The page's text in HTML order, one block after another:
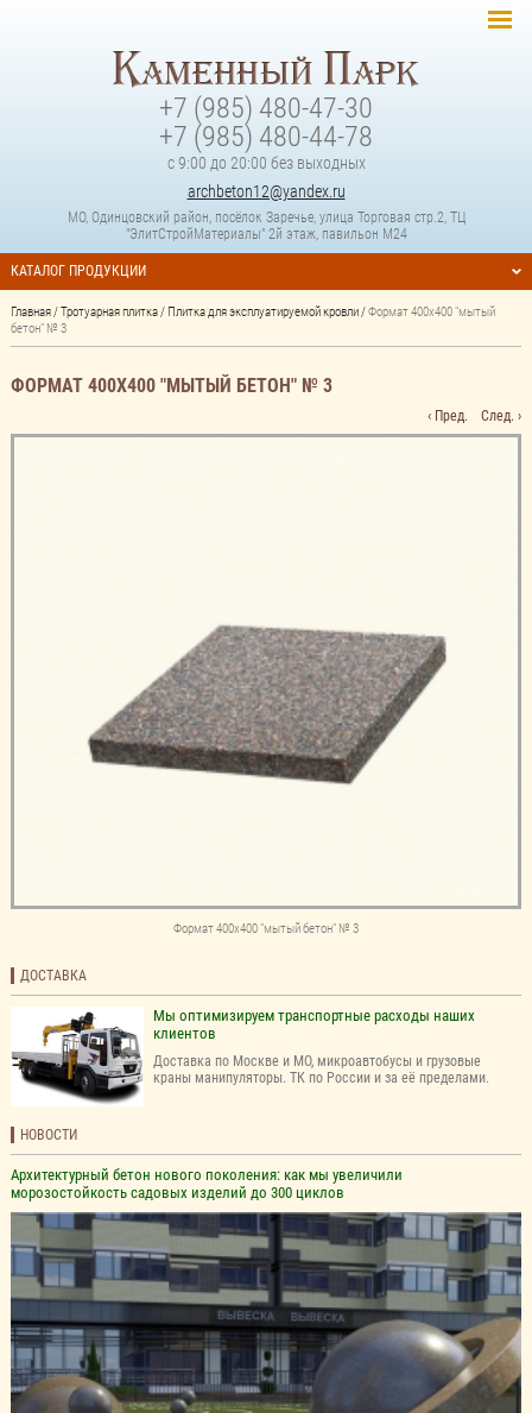
+7 (985) 480-47-30
+7 (985) 480-44-78
с 9:00 до 20:00 без выходных
archbeton12@yandex.ru
МО, Одинцовский район, посёлок Заречье, улица Торговая стр.2, ТЦ
"ЭлитСтройМатериалы" 2й этаж, павильон М24
КАТАЛОГ ПРОДУКЦИИ
ДОСТАВКА
Мы оптимизируем транспортные расходы наших
клиентов
Доставка по Москве и МО, микроавтобусы и грузовые
краны манипуляторы. ТК по России и за её пределами.
НОВОСТИ
Архитектурный бетон нового поколения: как мы увеличили
морозостойкость садовых изделий до 300 циклов
Главная /Тротуарная плитка / Плитка для эксплуатируемой кровли /Формат 400х400 "мытый
бетон" № 3
ФОРМАТ 400Х400 "МЫТЫЙ БЕТОН" № 3
‹ Пред. След. ›
Формат 400х400 "мытый бетон" № 3